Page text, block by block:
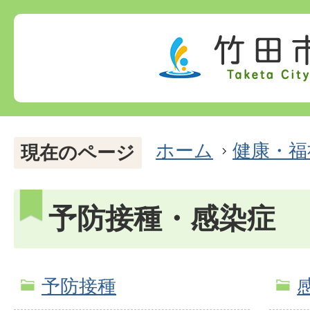
現在のページ ホーム 健康・
予防接種・感染症
予防接種